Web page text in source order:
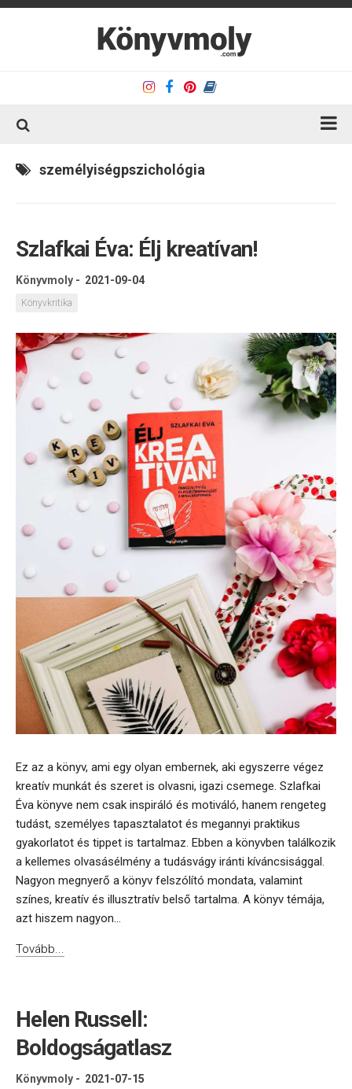
Kapcsolat
Olvasó sarok
Könyveim
Rólam
személyiségpszichológia
Szlafkai Éva: Élj kreatívan!
Könyvmoly - 2021-09-04
Könyvkritika
Ez az a könyv, ami egy olyan embernek, aki egyszerre végez
kreatív munkát és szeret is olvasni, igazi csemege. Szlafkai
Éva könyve nem csak inspiráló és motiváló, hanem rengeteg
tudást, személyes tapasztalatot és megannyi praktikus
gyakorlatot és tippet is tartalmaz. Ebben a könyvben találkozik
a kellemes olvasásélmény a tudásvágy iránti kíváncsisággal.
Nagyon megnyerő a könyv felszólító mondata, valamint
színes, kreatív és illusztratív belső tartalma. A könyv témája,
azt hiszem nagyon...
Tovább...
Helen Russell:
Boldogságatlasz
Könyvmoly - 2021-07-15